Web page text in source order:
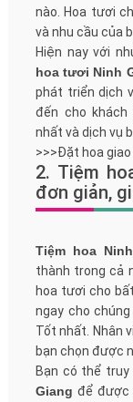
nào. Hoa tươi
và nhu cầu của
Hiện nay với
hoa tươi Ninh
phát triển dịch
đến cho
nhất và dịch vụ
>>>Đặt hoa
2. Tiệm
đơn giản,
Tiệm hoa
thành trong cả
hoa tươi cho
ngay cho
Tốt nhất. Nhân
bạn chọn được
Bạn có thể
Giangđể được